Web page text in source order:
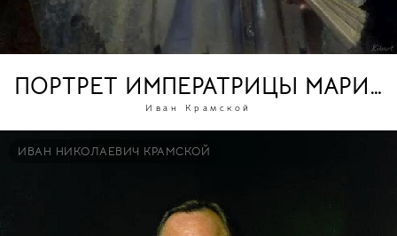
ПОРТРЕТ ИМПЕРАТРИЦЫ
Иван Крамской
ИВАН НИКОЛАЕВИЧ КРАМСКОЙ